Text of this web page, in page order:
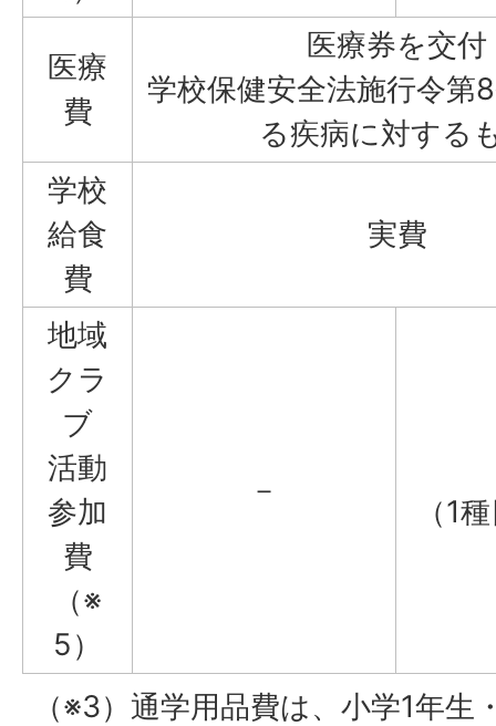
医療
費
医療券を交付
学校保健安全法施行令第
る疾病に対する
学校
給食
費
実費
地域
クラ
ブ
活動
参加
費
（※
5）
－
（1
（※3）通学用品費は、小学1年生